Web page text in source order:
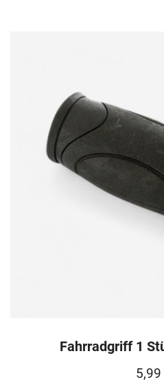
Fahrradgriff 1
5,99